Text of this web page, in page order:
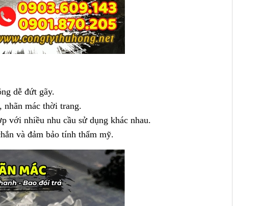
dễ đứt gãy.
mác thời trang.
với nhiều nhu cầu sử dụng khác nhau.
và đảm bảo tính thẩm mỹ.